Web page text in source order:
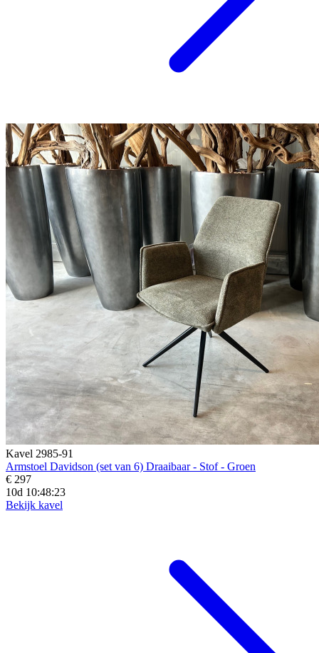
Kavel 2985-91
Armstoel Davidson (set van 6) Draaibaar - Stof - Groen
€ 297
10d 10:48:21
Bekijk kavel